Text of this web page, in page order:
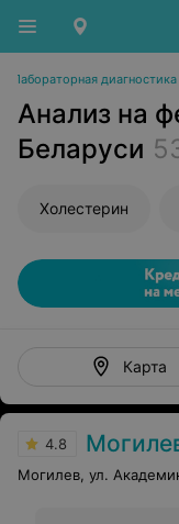
Лабораторная диагностика
Анализ на
Беларуси
Холестерин
Карта
4.8 Могилевский
Могилев, ул.